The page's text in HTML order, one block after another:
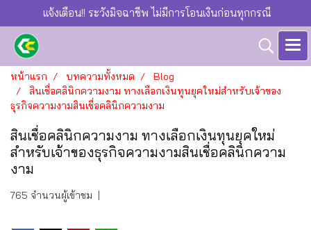
แจ้งเตือน!! ระวังมิจฉาชีพ ไม่มีการโอนเงินก่อนทุกกรณี
หน้าแรก บทความทั้งหมด
Blog
สินเชื่อคลินิกความงาม ทางเลือกเงินทุนยุคใหม่สำหรับเจ้าของ
ธุรกิจความงามสินเชื่อคลินิกความงาม
สินเชื่อคลินิกความงาม ทางเลือกเงินทุนยุคใหม่
สำหรับเจ้าของธุรกิจความงามสินเชื่อคลินิกความ
งาม
765 จำนวนผู้เข้าชม |